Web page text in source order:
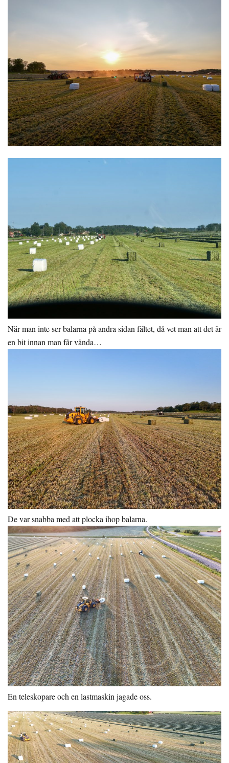
När man inte ser balarna på andra sidan fältet, då vet man att det är
en bit innan man får vända…
De var snabba med att plocka ihop balarna.
En teleskopare och en lastmaskin jagade oss.